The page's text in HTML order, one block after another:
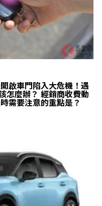
啟車門陷入大危機！遇
怎麼辦？ 經銷商收費動
需要注意的重點是？